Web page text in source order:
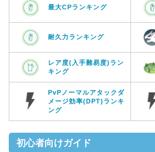
最大CPランキング
耐久力ランキング
レア度(入手難易度)ラン
キング
PvPノーマルアタックダ
メージ効率(DPT)ランキ
ング
初心者向けガイド